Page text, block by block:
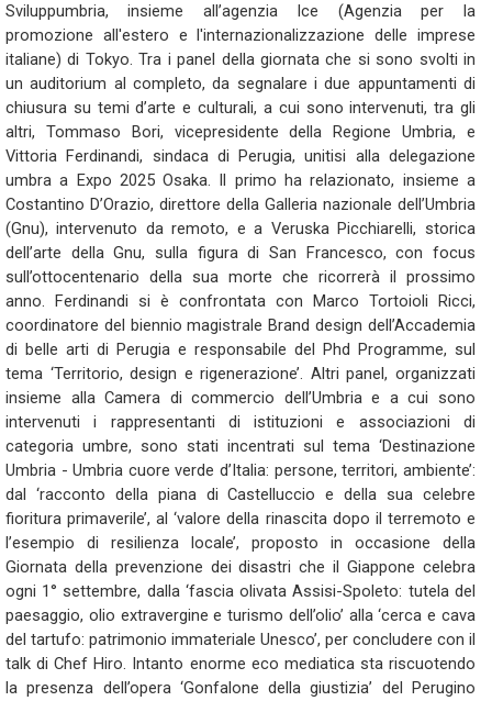
Sviluppumbria, insieme all’agenzia Ice (Agenzia per la
promozione all'estero e l'internazionalizzazione delle imprese
italiane) di Tokyo. Tra i panel della giornata che si sono svolti in
un auditorium al completo, da segnalare i due appuntamenti di
chiusura su temi d’arte e culturali, a cui sono intervenuti, tra gli
altri, Tommaso Bori, vicepresidente della Regione Umbria, e
Vittoria Ferdinandi, sindaca di Perugia, unitisi alla delegazione
umbra a Expo 2025 Osaka. Il primo ha relazionato, insieme a
Costantino D’Orazio, direttore della Galleria nazionale dell’Umbria
(Gnu), intervenuto da remoto, e a Veruska Picchiarelli, storica
dell’arte della Gnu, sulla figura di San Francesco, con focus
sull’ottocentenario della sua morte che ricorrerà il prossimo
anno. Ferdinandi si è confrontata con Marco Tortoioli Ricci,
coordinatore del biennio magistrale Brand design dell’Accademia
di belle arti di Perugia e responsabile del Phd Programme, sul
tema ‘Territorio, design e rigenerazione’. Altri panel, organizzati
insieme alla Camera di commercio dell’Umbria e a cui sono
intervenuti i rappresentanti di istituzioni e associazioni di
categoria umbre, sono stati incentrati sul tema ‘Destinazione
Umbria - Umbria cuore verde d’Italia: persone, territori, ambiente’:
dal ‘racconto della piana di Castelluccio e della sua celebre
fioritura primaverile’, al ‘valore della rinascita dopo il terremoto e
l’esempio di resilienza locale’, proposto in occasione della
Giornata della prevenzione dei disastri che il Giappone celebra
ogni 1° settembre, dalla ‘fascia olivata Assisi-Spoleto: tutela del
paesaggio, olio extravergine e turismo dell’olio’ alla ‘cerca e cava
del tartufo: patrimonio immateriale Unesco’, per concludere con il
talk di Chef Hiro. Intanto enorme eco mediatica sta riscuotendo
la presenza dell’opera ‘Gonfalone della giustizia’ del Perugino